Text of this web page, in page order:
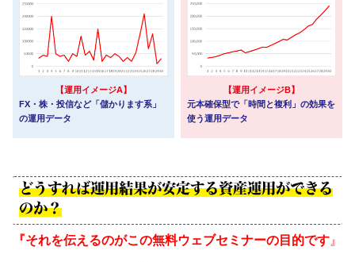
【運用イメージA】
FX・株・投信など「儲かります系」
の運用データ
【運用イメージB】
元本確保型で「時間と複利」の効果を
使う運用データ
どうすれば運用結果が安定する資産運用ができる
のか？
『それを伝えるのがこの無料ウェブセミナーの目的です 』